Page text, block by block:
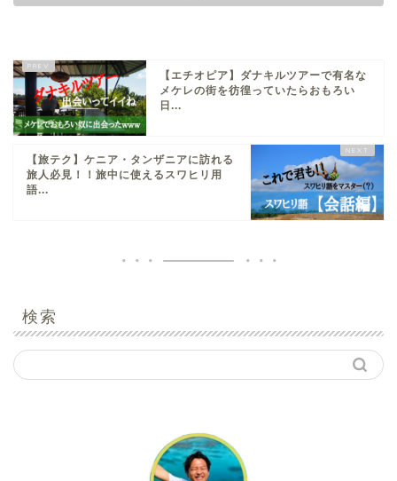
【エチオピア】ダナキルツアーで有名な
メケレの街を彷徨っていたらおもろい
日...
【旅テク】ケニア・タンザニアに訪れる
旅人必見！！旅中に使えるスワヒリ用
語...
検索